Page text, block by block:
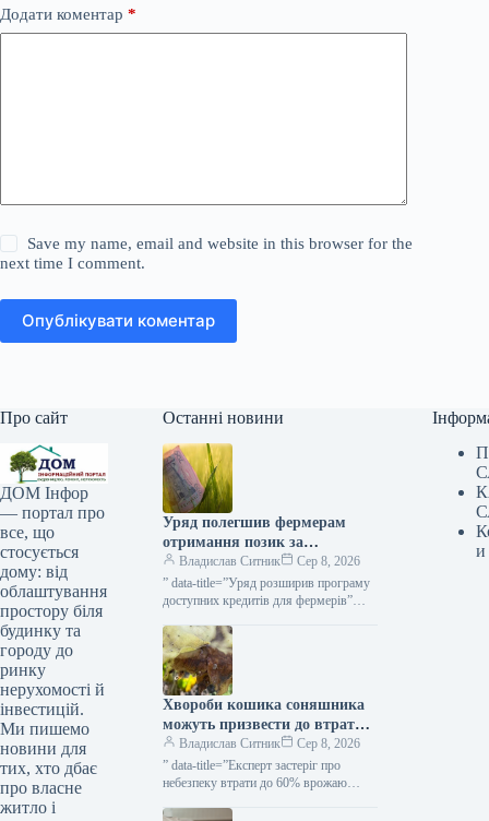
Додати коментар *
Save my name, email and website in this browser for the
next time I comment.
Опублікувати коментар
Про сайт
ДОМ Інфор
— портал про
все, що
стосується
дому: від
облаштування
простору біля
будинку та
городу до
ринку
нерухомості й
інвестицій.
Ми пишемо
новини для
тих, хто дбає
про власне
житло і
Останні новини
Уряд полегшив фермерам
отримання позик за
програмою «5-7-9%» для
посівної кампанії та
господарських потреб —
Владислав Ситник
Сер 8, 2026
” data-title=”Уряд розширив програму
доступних кредитів для фермерів”
url=”https://kurkul.com/news/41873-
uryad-rozshiriv-programu-dostupnih-
kreditiv-dlya-fermeriv”>
Хвороби кошика соняшника
можуть призвести до втрати
до 60% врожаю — зазначає
експерт — КУРКУЛЬ
Владислав Ситник
Сер 8, 2026
” data-title=”Експерт застеріг про
небезпеку втрати до 60% врожаю
и